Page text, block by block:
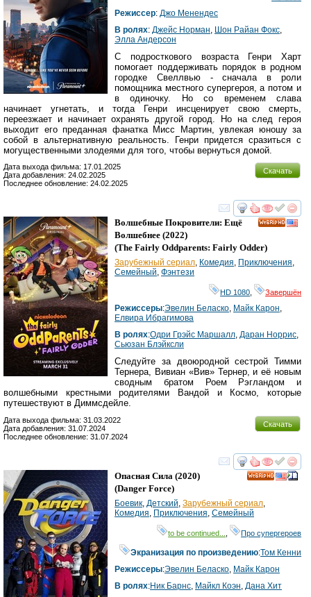
Режиссер: Джо Менендес
В ролях: Джейс Норман Шон Райан Фокс
Элла Андерсон
С подросткового возраста Генри Харт
помогает поддерживать порядок в родном
городке Свеллвью - сначала в роли
помощника местного супергероя, а потом и
в одиночку. Но со временем слава
начинает угнетать, и тогда Генри инсценирует свою смерть,
переезжает и начинает охранять другой город. Но на след героя
выходит его преданная фанатка Мисс Мартин, увлекая юношу за
собой в альтернативную реальность. Генри придется сразиться с
могущественными злодеями для того, чтобы вернуться домой.
Скачать
Дата выхода фильма: 17.01.2025
Дата добавления: 24.02.2025
Последнее обновление: 24.02.2025
смотреть
Волшебные Покровители: Ещё
Волшебнее (2022)
(The Fairly Oddparents: Fairly Odder)
Зарубежный сериал, Комедия, Приключения,
Семейный, Фэнтези
HD 1080, Завершён
Режиссеры:Эвелин Беласко, Майк Карон,
Елвира Ибрагимова
В ролях:Одри Грэйс Маршалл, Даран Норрис,
Сьюзан Блэйксли
Следуйте за двоюродной сестрой Тимми
Тернера, Вивиан «Вив» Тернер, и её новым
сводным братом Роем Рэгландом и
волшебными крестными родителями Вандой и Космо, которые
путешествуют в Диммсдейле.
Скачать
Дата выхода фильма: 31.03.2022
Дата добавления: 31.07.2024
Последнее обновление: 31.07.2024
смотреть
Опасная Сила (2020)
(Danger Force)
Боевик, Детский, Зарубежный сериал,
Комедия, Приключения, Семейный
to be continued... Про супергероев
Экранизация по произведению:Том Кенни
Режиссеры:Эвелин Беласко, Майк Карон
В ролях:Ник Барнс, Майкл Коэн, Дана Хит